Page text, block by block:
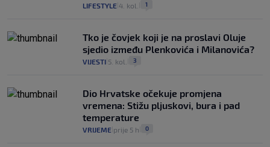
LIFESTYLE 4. kol. 1
Tko je čovjek koji je na proslavi Oluje
sjedio između Plenkovića i Milanovića?
VIJESTI 5. kol. 3
Dio Hrvatske očekuje promjena
vremena: Stižu pljuskovi, bura i pad
temperature
VRIJEME prije 5 h 0